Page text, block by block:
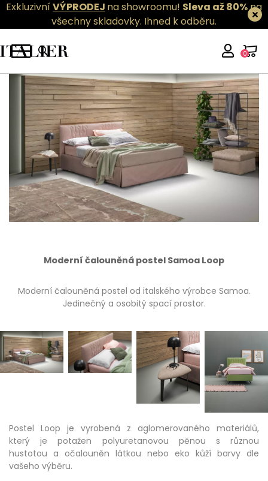
ExkluzivníVÝPRODEJ na showroomu! Sleva až 80%na
všechny skladovky. Ihned k odběru.
0
Moderní čalouněná postel Samoa Loop
Moderní čalouněná postel od italského výrobce Samoa.
Jedinečný a osobitý spací prostor.
Postel Loop je vyrobená z aglomerovaného materiálů,
který je potažen polyuretanovou pěnou s různou
hustotou a očalouněn látkou nebo eko kůží barvy dle
vašeho výběru.